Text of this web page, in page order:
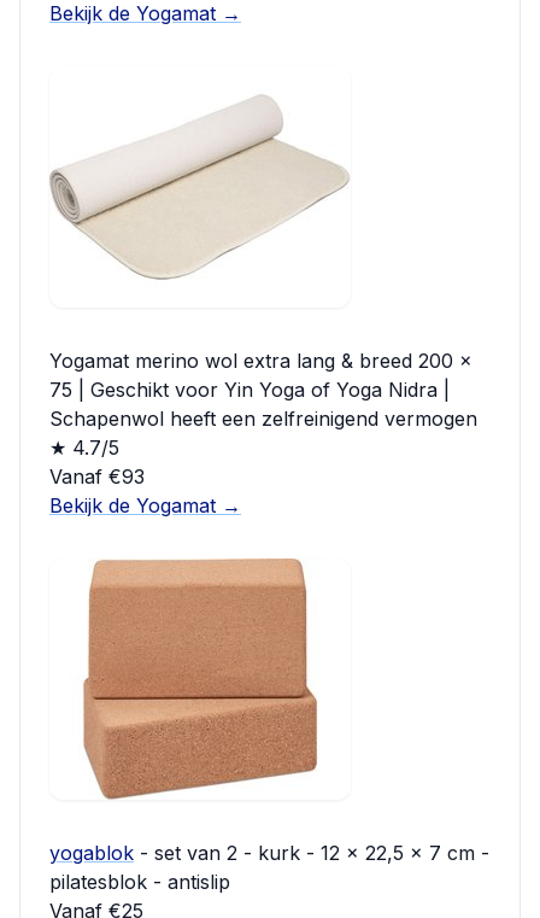
Bekijk de Yogamat →
Yogamat merino wol extra lang & breed 200 x
75 | Geschikt voor Yin Yoga of Yoga Nidra |
Schapenwol heeft een zelfreinigend vermogen
★ 4.7/5
Vanaf €93
Bekijk de Yogamat →
yogablok - set van 2 - kurk - 12 x 22,5 x 7 cm -
pilatesblok - antislip
Vanaf €25